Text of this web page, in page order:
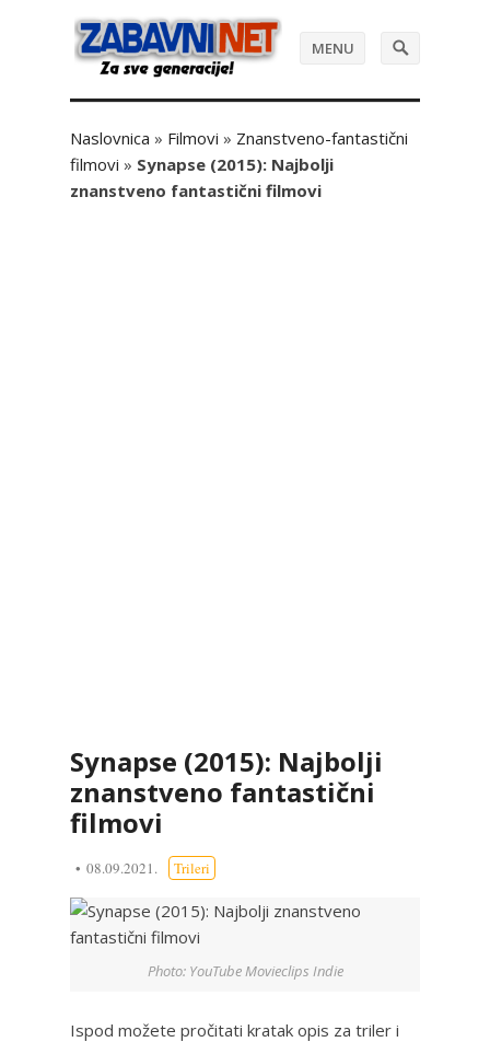
MENU
Naslovnica » Filmovi » Znanstveno-fantastični
filmovi » Synapse (2015): Najbolji
znanstveno fantastični filmovi
Synapse (2015): Najbolji
znanstveno fantastični
filmovi
08.09.2021. Trileri
Photo: YouTube Movieclips Indie
Ispod možete pročitati kratak opis za triler i